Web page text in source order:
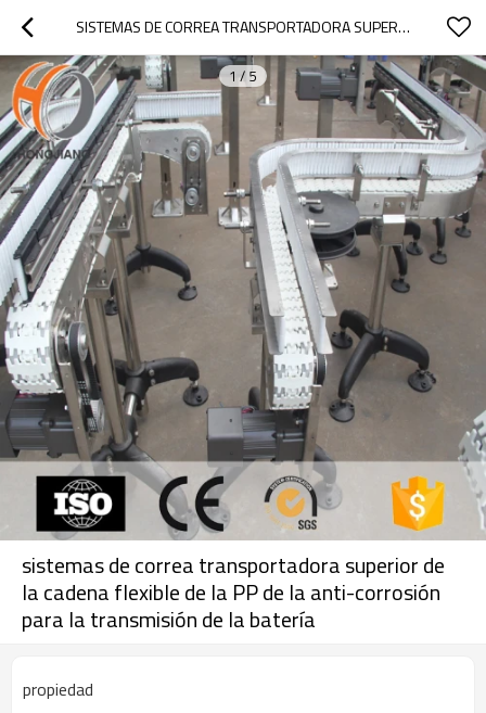
SISTEMAS DE CORREA TRANSPORTADORA SUPERIOR DE LA CADENA FLEXIBLE DE LA PP DE LA ANTI-CORROSIÓN PARA LA TRANSMISIÓN DE LA BATERÍA
1 / 5
sistemas de correa transportadora superior de
la cadena flexible de la PP de la anti-corrosión
para la transmisión de la batería
propiedad